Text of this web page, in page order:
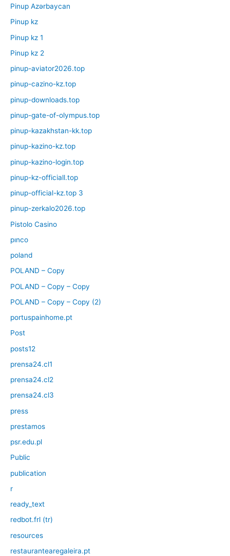
Pinup Azərbaycan
Pinup kz
Pinup kz 1
Pinup kz 2
pinup-aviator2026.top
pinup-cazino-kz.top
pinup-downloads.top
pinup-gate-of-olympus.top
pinup-kazakhstan-kk.top
pinup-kazino-kz.top
pinup-kazino-login.top
pinup-kz-officiall.top
pinup-official-kz.top 3
pinup-zerkalo2026.top
Pistolo Casino
pınco
poland
POLAND – Copy
POLAND – Copy – Copy
POLAND – Copy – Copy (2)
portuspainhome.pt
Post
posts12
prensa24.cl1
prensa24.cl2
prensa24.cl3
press
prestamos
psr.edu.pl
Public
publication
r
ready_text
redbot.frl (tr)
resources
restaurantearegaleira.pt